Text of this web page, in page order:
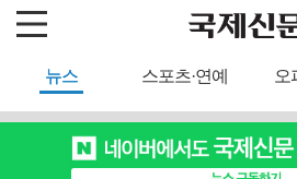
뉴스 스포츠·연예 오